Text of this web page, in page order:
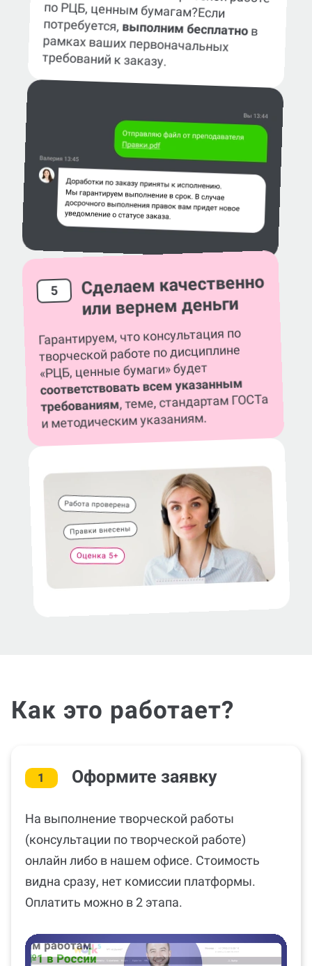
по РЦБ, ценным бумагам?Если
потребуется, выполним бесплатнов
рамках ваших первоначальных
требований к заказу.
5 Сделаем качественно
или вернем деньги
Гарантируем, что консультация по
творческой работе по дисциплине
«РЦБ, ценные бумаги» будет
соответствовать всем указанным
требованиям, теме, стандартам ГОСТа
и методическим указаниям.
Как это работает?
1 Оформите заявку
На выполнение творческой работы
(консультации по творческой работе)
онлайн либо в нашем офисе. Стоимость
видна сразу, нет комиссии платформы.
Оплатить можно в 2 этапа.